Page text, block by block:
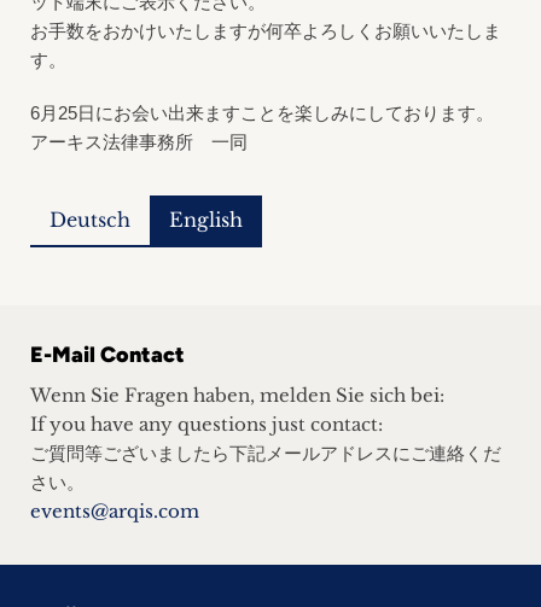
お手数をおかけいたしますが何卒よろしくお願いいたしま
す。
6月 25日にお会い出来ますことを楽しみにしております。
アーキス法律事務所 一同
Deutsch English
E-Mail Contact
Wenn Sie Fragen haben, melden Sie sich bei:
If you have any questions just contact:
ご質問等ございましたら下記メールアドレスにご連絡くだ
さい。
events@arqis.com